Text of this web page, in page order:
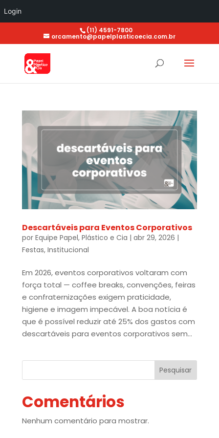
Login
(11) 4591-7800
orcamento@papelplasticoecia.com.br
Descartáveis para Eventos Corporativos
por Equipe Papel, Plástico e Cia | abr 29, 2026 |
Festas, Institucional
Em 2026, eventos corporativos voltaram com
força total — coffee breaks, convenções, feiras
e confraternizações exigem praticidade,
higiene e imagem impecável. A boa notícia é
que é possível reduzir até 25% dos gastos com
descartáveis para eventos corporativos sem...
Pesquisar
Comentários
Nenhum comentário para mostrar.